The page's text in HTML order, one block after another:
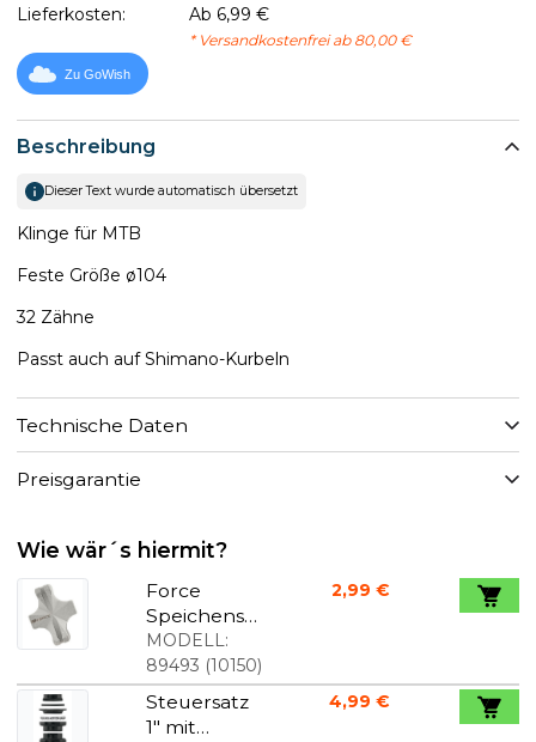
Beschreibung
Dieser Text wurde automatisch übersetzt
Klinge für MTB
Feste Größe ø104
32 Zähne
Passt auch auf Shimano-Kurbeln
Technische Daten
Preisgarantie
Lieferkosten: Ab 6,99 €
* Versandkostenfrei ab 80,00 €
Zu GoWish
Wie wär´s hiermit?
Force
Speichensc
hlüssel 3,2 /
3,3 3,4 3,9
mm
MODELL:
89493 (10150)
2,99 €
Steuersatz
1" mit
4,99 €